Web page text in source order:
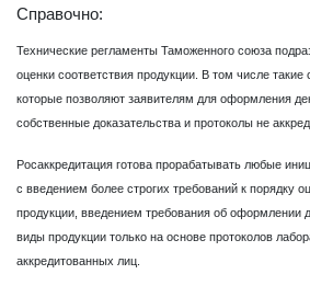
Справочно:
Технические регламенты Таможенного союза
оценки соответствия продукции. В том числе
которые позволяют заявителям для оформления
собственные доказательства и протоколы не
Росаккредитация готова прорабатывать любые
с введением более строгих требований к порядку
продукции, введением требования об оформлении
виды продукции только на основе протоколов
аккредитованных лиц.